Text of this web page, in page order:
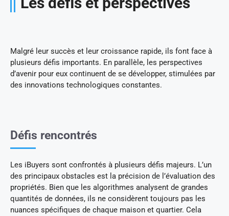
Malgré leur succès et leur croissance rapide, ils font face à
plusieurs défis importants. En parallèle, les perspectives
d’avenir pour eux continuent de se développer, stimulées par
des innovations technologiques constantes.
Défis rencontrés
Les iBuyers sont confrontés à plusieurs défis majeurs. L’un
des principaux obstacles est la précision de l’évaluation des
propriétés. Bien que les algorithmes analysent de grandes
quantités de données, ils ne considèrent toujours pas les
nuances spécifiques de chaque maison et quartier. Cela